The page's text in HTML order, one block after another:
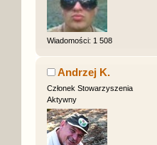
Wiadomości: 1 508
Andrzej K.
Członek Stowarzyszenia
Aktywny